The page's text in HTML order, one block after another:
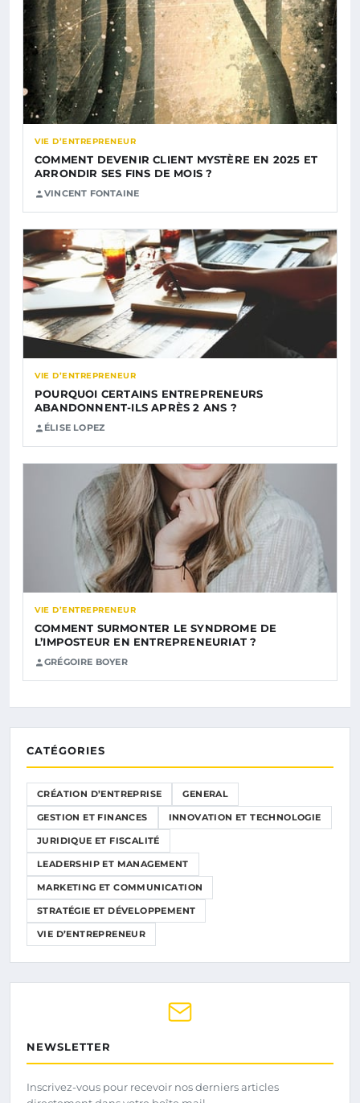
VIE D’ENTREPRENEUR
COMMENT DEVENIR CLIENT MYSTÈRE EN 2025 ET
ARRONDIR SES FINS DE MOIS ?
VINCENT FONTAINE
VIE D’ENTREPRENEUR
POURQUOI CERTAINS ENTREPRENEURS
ABANDONNENT-ILS APRÈS 2 ANS ?
ÉLISE LOPEZ
VIE D’ENTREPRENEUR
COMMENT SURMONTER LE SYNDROME DE
L’IMPOSTEUR EN ENTREPRENEURIAT ?
GRÉGOIRE BOYER
CATÉGORIES
CRÉATION D’ENTREPRISE GENERAL
GESTION ET FINANCES INNOVATION ET TECHNOLOGIE
JURIDIQUE ET FISCALITÉ
LEADERSHIP ET MANAGEMENT
MARKETING ET COMMUNICATION
STRATÉGIE ET DÉVELOPPEMENT
VIE D’ENTREPRENEUR
NEWSLETTER
Inscrivez-vous pour recevoir nos derniers articles